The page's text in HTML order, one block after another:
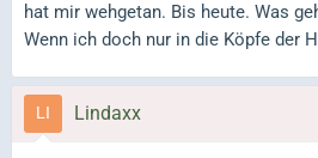
hat mir wehgetan. Bis heute. Was
Wenn ich doch nur in die Köpfe der
Lindaxx